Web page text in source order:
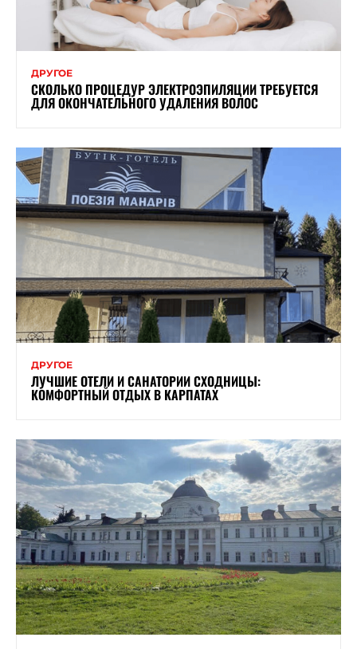
ДРУГОЕ
СКОЛЬКО ПРОЦЕДУР ЭЛЕКТРОЭПИЛЯЦИИ ТРЕБУЕТСЯ
ДЛЯ ОКОНЧАТЕЛЬНОГО УДАЛЕНИЯ ВОЛОС
ДРУГОЕ
ЛУЧШИЕ ОТЕЛИ И САНАТОРИИ СХОДНИЦЫ:
КОМФОРТНЫЙ ОТДЫХ В КАРПАТАХ